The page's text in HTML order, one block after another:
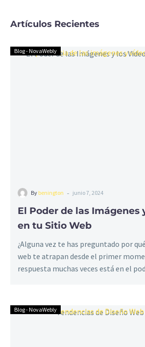
ENTRADAS
Artículos Recientes
El
Blog - NovaWebly
By benington - junio 7, 2024
El Poder de las Imágenes
en tu Sitio Web
¿Alguna vez te has preguntado por
web te atrapan desde el primer
respuesta muchas veces está en el
Blog - NovaWebly